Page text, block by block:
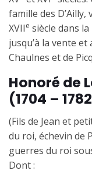
famille des D’Ailly,
XVIIe siècle dans
jusqu’à la vente
Chaulnes et de
Honoré de
(1704 –
(Fils de Jean et
du roi, échevin de
guerres du roi
Dont :